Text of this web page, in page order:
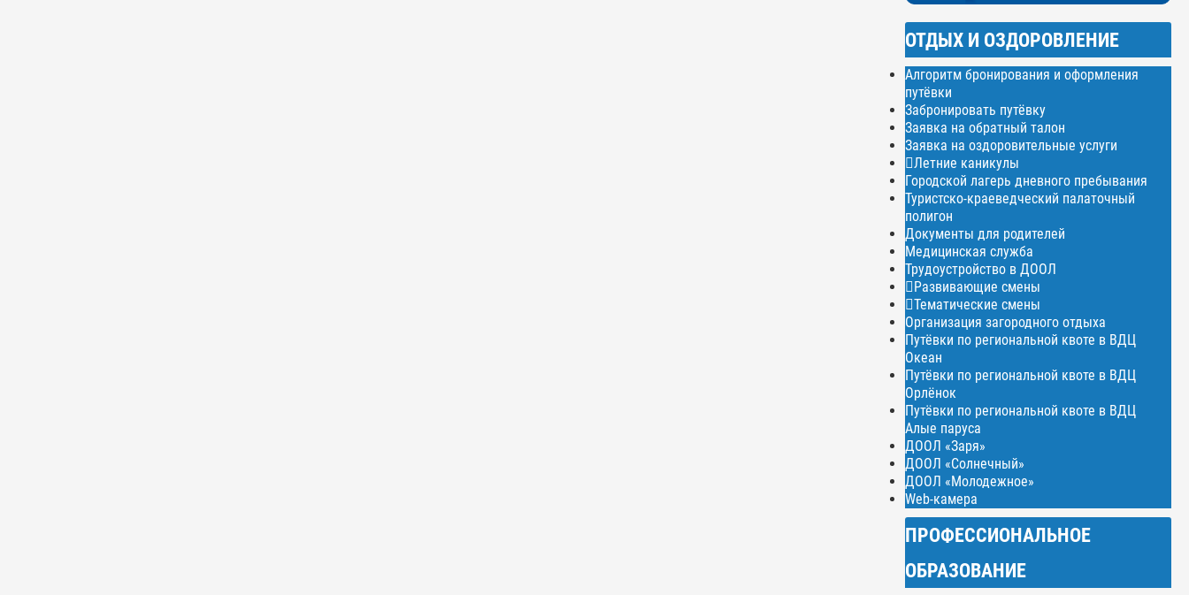
ОТДЫХ И ОЗДОРОВЛЕНИЕ
Алгоритм бронирования и оформления
путёвки
Забронировать путёвку
Заявка на обратный талон
Заявка на оздоровительные услуги
Летние каникулы
Городской лагерь дневного пребывания
Туристско-краеведческий палаточный
полигон
Документы для родителей
Медицинская служба
Трудоустройство в ДООЛ
Развивающие смены
Тематические смены
Организация загородного отдыха
Путёвки по региональной квоте в ВДЦ
Океан
Путёвки по региональной квоте в ВДЦ
Орлёнок
Путёвки по региональной квоте в ВДЦ
Алые паруса
ДООЛ «Заря»
ДООЛ «Солнечный»
ДООЛ «Молодежное»
Web-камера
ПРОФЕССИОНАЛЬНОЕ
ОБРАЗОВАНИЕ